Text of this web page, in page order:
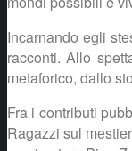
Incarnando egli
racconti. Allo
metaforico, dallo
Fra i contributi
Ragazzi sul